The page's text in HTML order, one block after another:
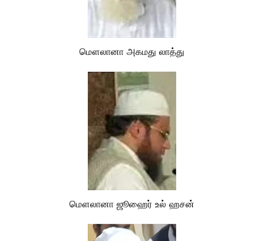
மௌலானா அகமது லாத்து
மௌலானா ஜூஹைர் உல் ஹசன்